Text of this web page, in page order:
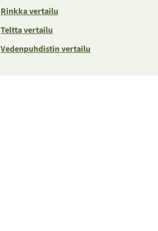
Rinkka vertailu
Teltta vertailu
Vedenpuhdistin vertailu